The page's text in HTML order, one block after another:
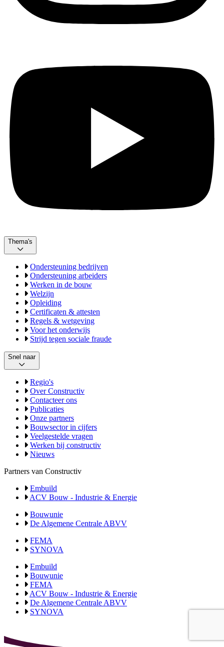
Thema's
Ondersteuning bedrijven
Ondersteuning arbeiders
Werken in de bouw
Welzijn
Opleiding
Certificaten & attesten
Regels & wetgeving
Voor het onderwijs
Strijd tegen sociale fraude
Snel naar
Regio's
Over Constructiv
Contacteer ons
Publicaties
Onze partners
Bouwsector in cijfers
Veelgestelde vragen
Werken bij constructiv
Nieuws
Partners van Constructiv
Embuild
ACV Bouw - Industrie & Energie
Bouwunie
De Algemene Centrale ABVV
FEMA
SYNOVA
Embuild
Bouwunie
FEMA
ACV Bouw - Industrie & Energie
De Algemene Centrale ABVV
SYNOVA